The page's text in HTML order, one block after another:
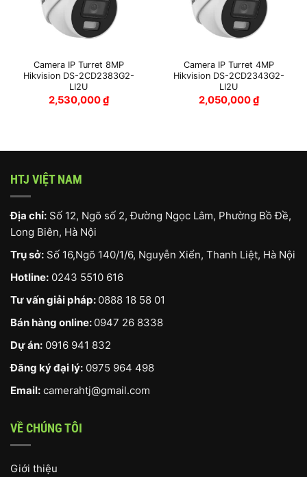
Camera IP Turret 8MP
Hikvision DS-2CD2383G2-
LI2U
2,530,000₫
Camera IP Turret 4MP
Hikvision DS-2CD2343G2-
LI2U
2,050,000₫
HTJ VIỆT NAM
Địa chỉ: Số 12, Ngõ số 2, Đường Ngọc Lâm, Phường Bồ Đề,
Long Biên, Hà Nội
Trụ sở: Số 16,Ngõ 140/1/6, Nguyễn Xiển, Thanh Liệt, Hà Nội
Hotline: 0243 5510 616
Tư vấn giải pháp: 0888 18 58 01
Bán hàng online: 0947 26 8338
Dự án: 0916 941 832
Đăng ký đại lý: 0975 964 498
Email: camerahtj@gmail.com
VỀ CHÚNG TÔI
Giới thiệu